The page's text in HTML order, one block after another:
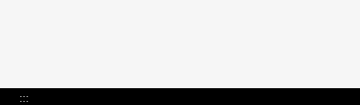
:::